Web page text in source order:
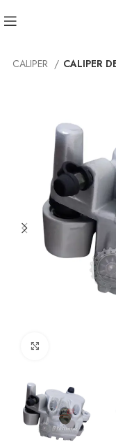
CALIPER CALIPER